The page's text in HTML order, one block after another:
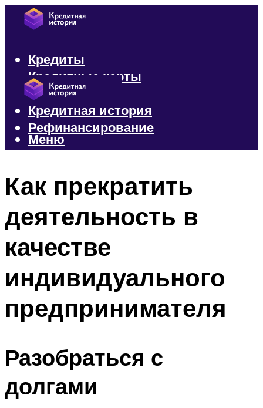
Кредиты
Кредитные карты
Микрозаймы
Кредитная история
Рефинансирование
Меню
Как прекратить
деятельность в
качестве
индивидуального
предпринимателя
Разобраться с
долгами